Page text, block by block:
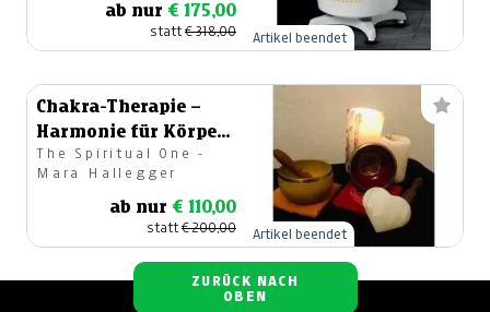
ab nur € 175,00
statt€ 318,00 Artikel beendet
Chakra-Therapie –
Harmonie für Körper
& Seele
The Spiritual One -
Mara Hallegger
ab nur € 110,00
statt€ 200,00 Artikel beendet
ZURÜCK NACH
OBEN